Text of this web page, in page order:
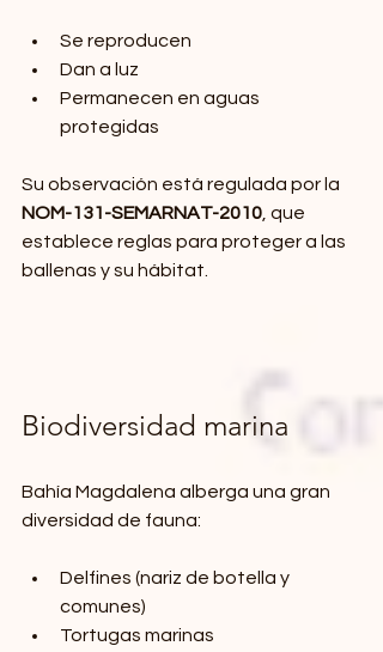
Se reproducen
Dan a luz
Permanecen en aguas
protegidas
Su observación está regulada por la
NOM-131-SEMARNAT-2010 , que
establece reglas para proteger a las
ballenas y su hábitat.
Biodiversidad marina
Bahía Magdalena alberga una gran
diversidad de fauna:
Delfines (nariz de botella y
comunes)
Tortugas marinas